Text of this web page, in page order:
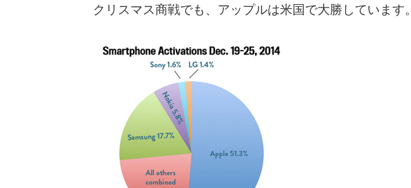
クリスマス商戦でも、アップルは米国で大勝しています。